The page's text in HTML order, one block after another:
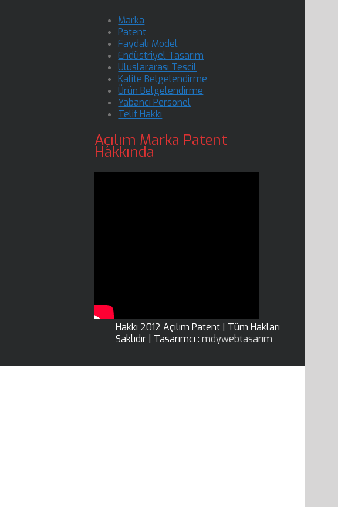
Marka
Patent
Faydalı Model
Endüstriyel Tasarım
Uluslararası Tescil
Kalite Belgelendirme
Ürün Belgelendirme
Yabancı Personel
Telif Hakkı
Açılım Marka Patent
Hakkında
Hakkı 2012 Açılım Patent | Tüm Hakları
Saklıdır | Tasarımcı : mdywebtasarım